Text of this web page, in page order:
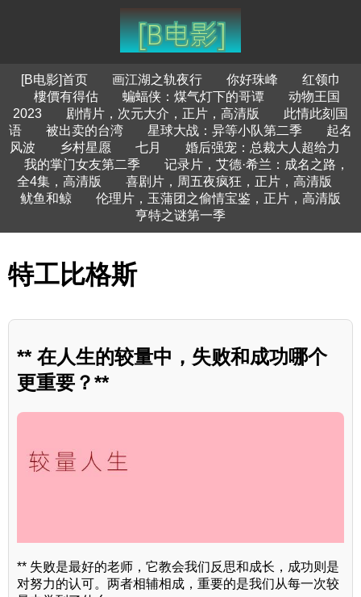
[B电影]首页 画江湖之轨夜行 你好珠峰
红领巾
樓價有得估
蝙蝠侠：煤气灯下的哥谭
动物王国
2023
剧情片，次元大介，正片，高清版
此情此刻国
语
被出卖的台湾 星球大战：异等小队第二季
起名
风波
乡村星愿 七月
婚后强宠：总裁大人超给力
我的掌门女友第二季
记录片，艾德·希兰：成名之路，
全4集，高清版
喜剧片，周五夜疯狂，正片，高清版
鱿鱼和鲸
伦理片，玉蒲团之偷情宝鉴，正片，高清版
亨特之谜第一季
特工比格斯
** 在人生的较量中，失败和成功哪个
更重要？**
** 失败是最好的老师，它教会我们反思和成长，成功则是
对努力的认可。两者相辅相成，重要的是我们从每一次较